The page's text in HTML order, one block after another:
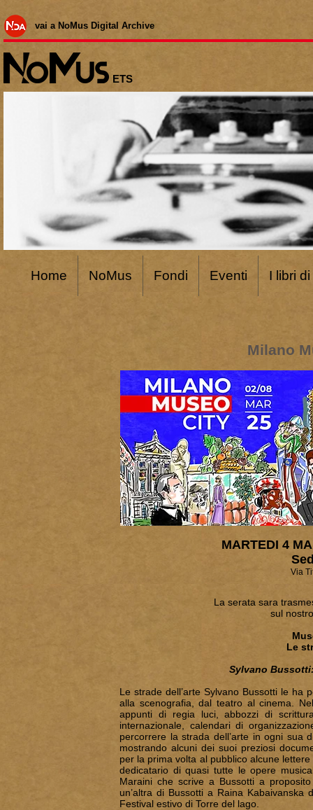
Home NoMus Fondi Eventi I libri
vai a NoMus Digital Archive
ETS
Milano
MARTEDI 4
Via
La serata sara
sul
Le
Sylvano
Le strade dell’arte Sylvano Bussotti le ha
alla scenografia, dal teatro al cinema.
appunti di regia luci, abbozzi di
internazionale, calendari di
percorrere la strada dell’arte in ogni sua
mostrando alcuni dei suoi preziosi
per la prima volta al pubblico alcune
dedicatario di quasi tutte le opere
Maraini che scrive a Bussotti a
un’altra di Bussotti a Raina
Festival estivo di Torre del lago.